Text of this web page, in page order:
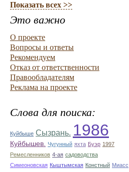
Показать всех >>
Это важно
О проекте
Вопросы и ответы
Рекомендуем
Отказ от ответственности
Правообладателям
Реклама на проекте
Слова для поиска:
Куйбыше Сызрань. 1986
Куйбышев. Чугунный яхта Буэр 1997
Ремесленников 4-ая садоводства
Симеоновская Кыштымская Констный Миасс